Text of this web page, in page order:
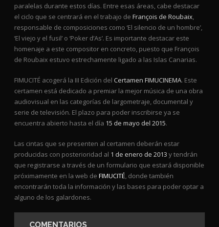
paralelas durante estos días. Entre esas áreas, cabe destacar
el ciclo que se centrará en el trabajo de François de Roubaix,
responsable de composiciones como ‘El silencio de un hombre’,
‘El viejo y el fusil’ o ‘Poker d’As’. Es importante destacar este
homenaje a este compositor en concreto, puesto que François
de Roubaix estuvo estrechamente ligado a las Islas Canarias.
FIMUCITÉ acogerá la III Edición del Certamen FIMUCINEMA. Este
certamen está dedicado a premiar la mejor música de una obra
audiovisual en las categorías de largometraje, documental y
serie de televisión. El plazo para poder inscribirse ya se
encuentra abierto hasta el día 15 de mayo del 2015.
Las cintas que se presenten al certamen deberán estar
producidas con posterioridad al 1 de enero de 2013 y tendrán
que registrarse a través de un formulario que estará disponible
próximamente en la web de FIMUCITÉ, donde también
encontrarán toda la información y las bases para poder optar a
alguno de los galardones.
COMENTARIOS